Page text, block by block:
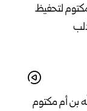
بن أم مكتوم